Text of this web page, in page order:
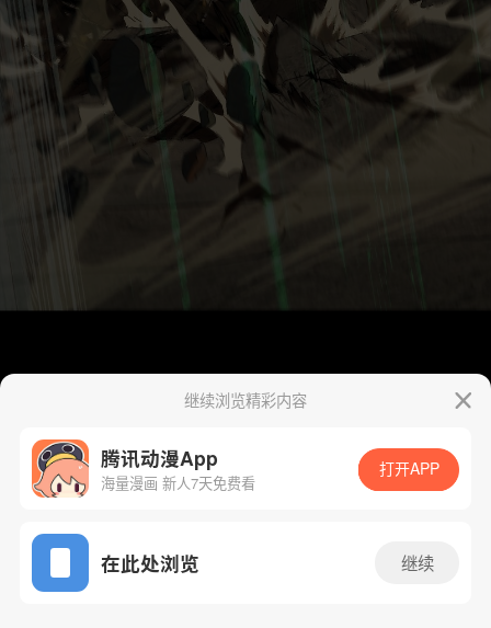
App免费看
继续浏览精彩内容
腾讯动漫App
海量漫画 新人7天免费看
打开APP
在此处浏览 继续